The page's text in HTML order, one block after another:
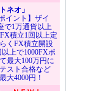
ネオ」
イント】ザイ
で1万通貨以上
積立1回以上定
くFX積立開設
上で1000FXポ
最大100万円に
スト合格など
大4000円！